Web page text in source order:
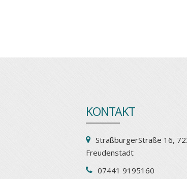
KONTAKT
StraßburgerStraße 16,
Freudenstadt
07441 9195160